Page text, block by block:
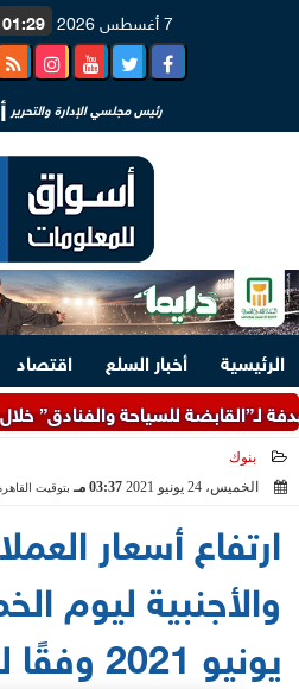
7 أغسطس 2026 01:29
رئيس مجلسي الإدارة والتحرير
الرئيسية أخبار السلع اقتصاد
بنوك
الخميس، 24 يونيو 2021
03:37 مـ بتوقيت
ارتفاع أسعار
يونيو 2021 وفقًا للبنك المركزي‎